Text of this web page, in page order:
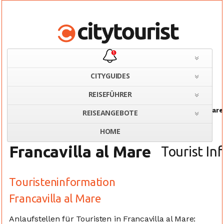
CITYGUIDES
REISEFÜHRER
REISEANGEBOTE
HOME
Touristeninformation Francavilla al Mare
Francavilla al Mare Tourist
Touristeninformation
Francavilla al Mare
Anlaufstellen für Touristen in Francavilla al Mare: